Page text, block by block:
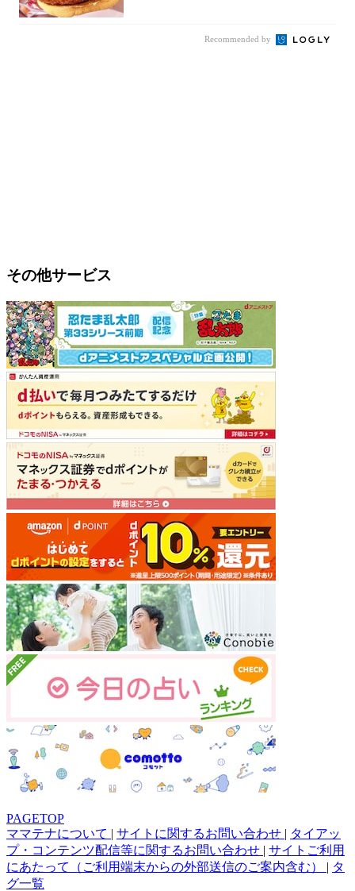
Recommended by
その他サービス
PAGETOP
ママテナについて | サイトに関するお問い合わせ | タイアッ
プ・コンテンツ配信等に関するお問い合わせ | サイトご利用
にあたって（ご利用端末からの外部送信のご案内含む） | タ
グ一覧